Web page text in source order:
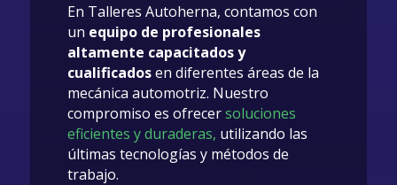
En Talleres Autoherna, contamos con
un equipo de profesionales
altamente capacitados y
cualificadosen diferentes áreas de la
mecánica automotriz. Nuestro
compromiso es ofrecersoluciones
eficientes y duraderas, utilizando las
últimas tecnologías y métodos de
trabajo.